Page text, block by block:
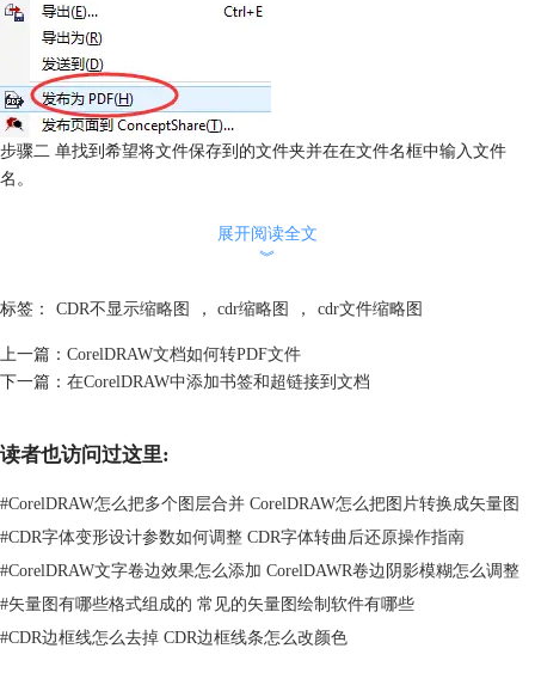
步骤二 单找到希望将文件保存到的文件夹并在在文件名框中输入文件
名。
展开阅读全文
︾
标签： CDR不显示缩略图 ， cdr缩略图 ， cdr文件缩略图
上一篇： CorelDRAW文档如何转PDF文件
下一篇： 在CorelDRAW中添加书签和超链接到文档
读者也访问过这里:
#CorelDRAW怎么把多个图层合并 CorelDRAW怎么把图片转换成矢量图
#CDR字体变形设计参数如何调整 CDR字体转曲后还原操作指南
#CorelDRAW文字卷边效果怎么添加 CorelDAWR卷边阴影模糊怎么调整
#矢量图有哪些格式组成的 常见的矢量图绘制软件有哪些
#CDR边框线怎么去掉 CDR边框线条怎么改颜色